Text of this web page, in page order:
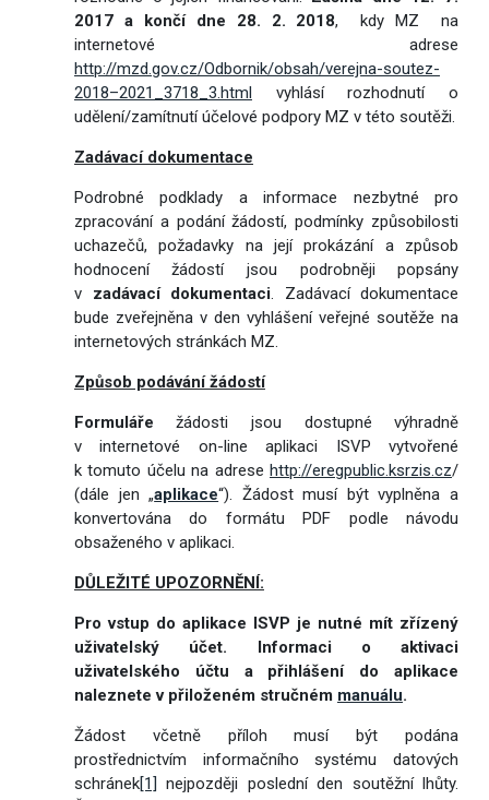
2017 a končí dne 28. 2. 2018, kdy MZ na
internetové adrese
http://mzd.gov.cz/Odbornik/obsah/verejna-soutez-
2018–2021_3718_3.html vyhlásí rozhodnutí o
udělení/zamítnutí účelové podpory MZ v této soutěži.
Zadávací dokumentace
Podrobné podklady a informace nezbytné pro
zpracování a podání žádostí, podmínky způsobilosti
uchazečů, požadavky na její prokázání a způsob
hodnocení žádostí jsou podrobněji popsány
v zadávací dokumentaci. Zadávací dokumentace
bude zveřejněna v den vyhlášení veřejné soutěže na
internetových stránkách MZ.
Způsob podávání žádostí
Formuláře žádosti jsou dostupné výhradně
v internetové on-line aplikaci ISVP vytvořené
k tomuto účelu na adresehttp://eregpublic.ksrzis.cz/
(dále jen „aplikace“). Žádost musí být vyplněna a
konvertována do formátu PDF podle návodu
obsaženého v aplikaci.
DŮLEŽITÉ UPOZORNĚNÍ:
Pro vstup do aplikace ISVP je nutné mít zřízený
uživatelský účet. Informaci o aktivaci
uživatelského účtu a přihlášení do aplikace
naleznete v přiloženém stručném manuálu.
Žádost včetně příloh musí být podána
prostřednictvím informačního systému datových
schránek[1] nejpozději poslední den soutěžní lhůty.